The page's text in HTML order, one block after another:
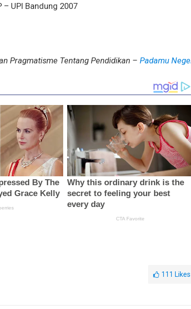
– UPI Bandung 2007
Pragmatisme Tentang Pendidikan – Padamu
111 Likes